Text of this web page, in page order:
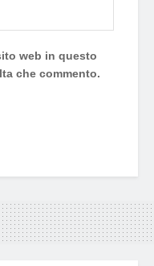
web in questo
che commento.